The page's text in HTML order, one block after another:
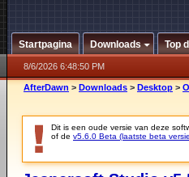
Startpagina Downloads Top
8/6/2026 6:48:50 PM
AfterDawn > Downloads > Desktop >
Dit is een oude versie van deze
of de v5.6.0 Beta (laatste beta